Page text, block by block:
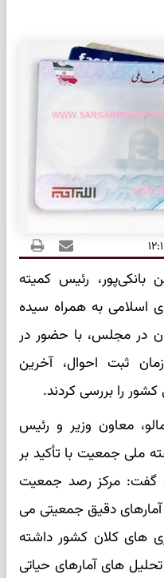
بانکی‌پور، رئیس کمیته
اسلامی به همراه سیده
در مجلس، با حضور در
ثبت احوال، آخرین
را بررسی کردند.
معاون وزیر و رئیس
ملی جمعیت با تأکید بر
گفت: مرکز رصد جمعیت
آمارهای دقیق جمعیتی می
های کلان کشور داشته
تحلیل های آمارهای حیاتی